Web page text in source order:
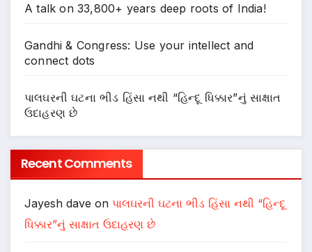
A talk on 33,800+ years deep roots of India!
Gandhi & Congress: Use your intellect and
connect dots
પાલઘરની ઘટના ભીડ હિંસા નથી “હિન્દૂ ધિક્કાર”નું સાક્ષાત
ઉદાહરણ છે
Recent Comments
Jayesh dave on પાલઘરની ઘટના ભીડ હિંસા નથી “હિન્દૂ
ધિક્કાર”નું સાક્ષાત ઉદાહરણ છે